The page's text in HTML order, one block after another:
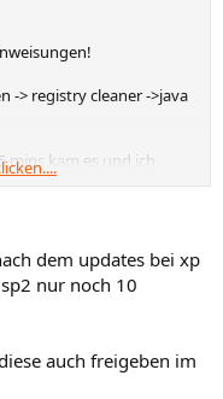
-> registry cleaner ->java
mins kam es und ich
dem updates bei xp
nur noch 10
auch freigeben im